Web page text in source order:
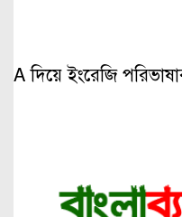
A দিয়ে ইংরেজি